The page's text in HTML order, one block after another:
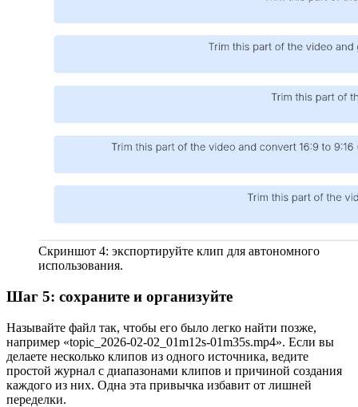
Скриншот 4: экспортируйте клип для автономного
использования.
Шаг 5: сохраните и организуйте
Называйте файл так, чтобы его было легко найти позже,
например «topic_2026-02-02_01m12s-01m35s.mp4». Если вы
делаете несколько клипов из одного источника, ведите
простой журнал с диапазонами клипов и причиной создания
каждого из них. Одна эта привычка избавит от лишней
переделки.